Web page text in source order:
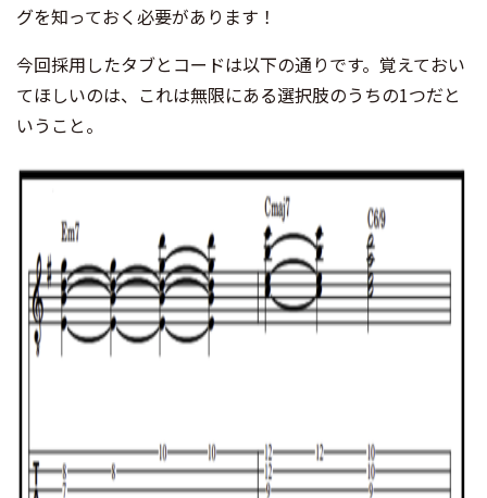
グを知っておく必要があります！
今回採用したタブとコードは以下の通りです。覚えておい
てほしいのは、これは無限にある選択肢のうちの1つだと
いうこと。